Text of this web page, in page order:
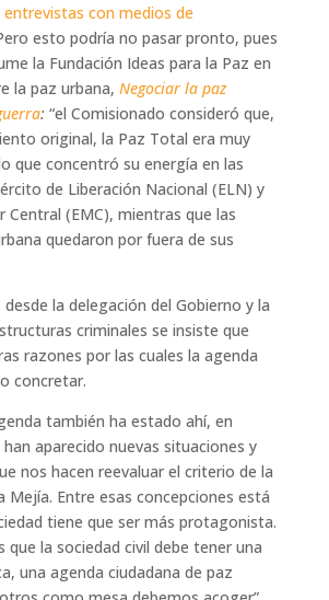
entrevistas con medios de
esto podría no pasar pronto, pues
la Fundación Ideas para la Paz en
la paz urbana, Negociar la paz
: “el Comisionado consideró que,
original, la Paz Total era muy
que concentró su energía en las
de Liberación Nacional (ELN) y
Central (EMC), mientras que las
quedaron por fuera de sus
la delegación del Gobierno y la
criminales se insiste que
razones por las cuales la agenda
concretar.
también ha estado ahí, en
aparecido nuevas situaciones y
nos hacen reevaluar el criterio de la
Mejía. Entre esas concepciones está
tiene que ser más protagonista.
que la sociedad civil debe tener una
una agenda ciudadana de paz